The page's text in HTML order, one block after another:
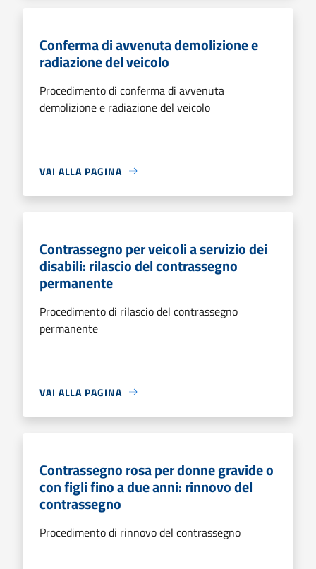
Conferma di avvenuta demolizione e
radiazione del veicolo
Procedimento di conferma di avvenuta
demolizione e radiazione del veicolo
VAI ALLA PAGINA
Contrassegno per veicoli a servizio dei
disabili: rilascio del contrassegno
permanente
Procedimento di rilascio del contrassegno
permanente
VAI ALLA PAGINA
Contrassegno rosa per donne gravide o
con figli fino a due anni: rinnovo del
contrassegno
Procedimento di rinnovo del contrassegno